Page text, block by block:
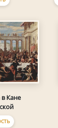
Кане